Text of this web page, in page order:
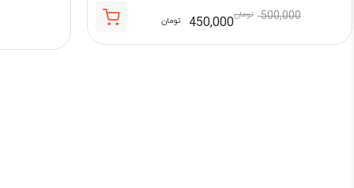
500,000 تومان450,000 تومان